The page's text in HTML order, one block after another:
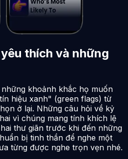
thích và những
khoảnh khắc họ muốn
hiệu xanh" (green flags) từ
ở lại. Những câu hỏi về kỷ
vì chúng mang tính khích lệ
thư giãn trước khi đến những
bị tinh thần để nghe một
từng được nghe trọn vẹn nhé.